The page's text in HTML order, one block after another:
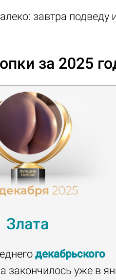
завтра подведу
за 2025
Злата
декабрьского
закончилось уже в